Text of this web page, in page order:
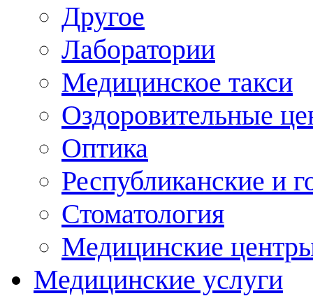
Другое
Лаборатории
Медицинское такси
Оздоровительные
Оптика
Республиканские и
Стоматология
Медицинские
Медицинские услуги